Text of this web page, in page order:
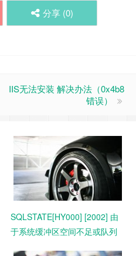
分享 (0)
IIS无法安装 解决办法（0x4b8
错误）
SQLSTATE[HY000] [2002] 由
于系统缓冲区空间不足或队列